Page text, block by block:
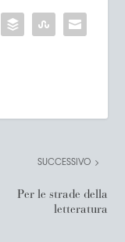
SUCCESSIVO
Per le strade della
letteratura